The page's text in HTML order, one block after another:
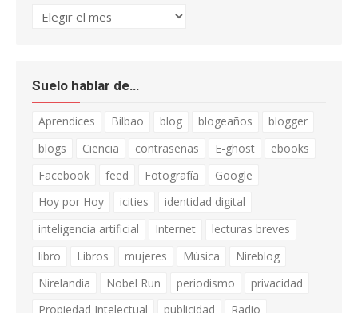
Archivo
Suelo hablar de…
Aprendices Bilbao blog blogeaños
blogger
blogs
Ciencia contraseñas E-ghost
ebooks
Facebook
feed Fotografía
Google
Hoy por Hoy
icities
identidad digital
inteligencia artificial
Internet
lecturas breves
libro
Libros mujeres Música
Nireblog
Nirelandia
Nobel Run periodismo
privacidad
Propiedad Intelectual
publicidad Radio